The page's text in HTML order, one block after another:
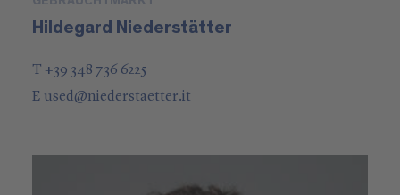
Hildegard Niederstätter
T +39 348 736 6225
E used@niederstaetter.it